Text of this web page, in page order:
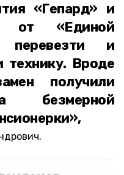
«Гепард» и
от «Единой
перевезти и
технику. Вроде
получили
безмерной